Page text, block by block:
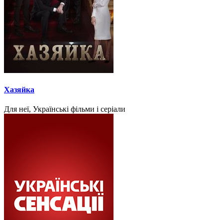
Хазяйка
Для неї, Українські фільми і серіали